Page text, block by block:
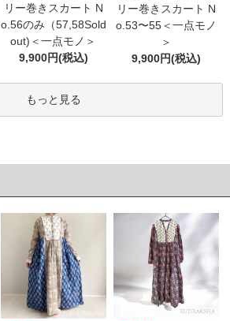
リー巻きスカート N
o.56のみ（57,58Sold
out)＜一点モノ＞
9,900円(税込)
リー巻きスカート N
o.53〜55＜一点モノ
＞
9,900円(税込)
もっと見る